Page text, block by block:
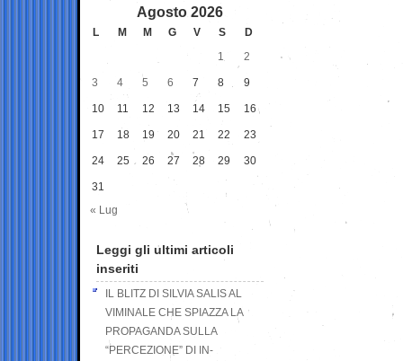
Agosto 2026
L M M G V S
D
1
2
3 4 5 6 7 8 9
10 11 12 13 14 15 16
17 18 19 20 21 22 23
24 25 26 27 28 29 30
31
« Lug
Leggi gli ultimi articoli
inseriti
IL BLITZ DI SILVIA SALIS AL
VIMINALE CHE SPIAZZA LA
PROPAGANDA SULLA
“PERCEZIONE” DI IN-